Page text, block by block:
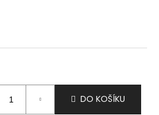
DO KOŠÍKU